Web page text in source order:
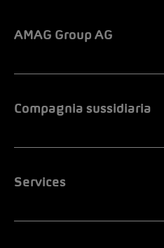
AMAG Group AG
Compagnia sussidiaria
Services